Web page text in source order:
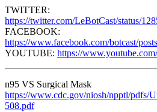
TWITTER:
https://twitter.com/LeBotCast/status/
FACEBOOK:
https://www.facebook.com/botcast/
YOUTUBE: https://
n95 VS Surgical Mask
https://www.cdc.gov/niosh/npptl/pdfs/
508.pdf